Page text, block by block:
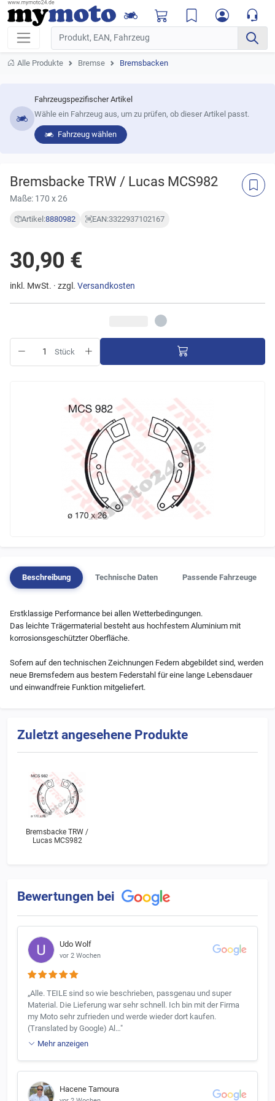
Alle Produkte Bremse Bremsbacken
Fahrzeugspezifischer Artikel
Wähle ein Fahrzeug aus, um zu prüfen, ob dieser Artikel passt.
Fahrzeug wählen
Bremsbacke TRW / Lucas MCS982
Maße: 170 x 26
Artikel:8880982 EAN:3322937102167
30,90 €
inkl. MwSt. · zzgl. Versandkosten
Stück
Beschreibung Technische Daten Passende Fahrzeuge
Erstklassige Performance bei allen Wetterbedingungen.
Das leichte Trägermaterial besteht aus hochfestem Aluminium mit
korrosionsgeschützter Oberfläche.
Sofern auf den technischen Zeichnungen Federn abgebildet sind, werden
neue Bremsfedern aus bestem Federstahl für eine lange Lebensdauer
und einwandfreie Funktion mitgeliefert.
Zuletzt angesehene Produkte
Bremsbacke TRW /
Lucas MCS982
Bewertungen bei
Udo Wolf
vor 2 Wochen
„Alle. TEILE sind so wie beschrieben, passgenau und super
Material. Die Lieferung war sehr schnell. Ich bin mit der Firma
my Moto sehr zufrieden und werde wieder dort kaufen.
(Translated by Google) Al…"
Mehr anzeigen
Hacene Tamoura